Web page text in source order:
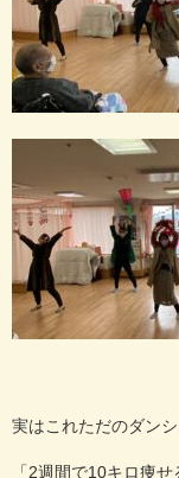
実はこれただのダン
「2週間で10キロ痩